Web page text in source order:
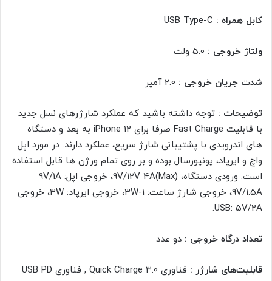
کابل همراه :
ولتاژ خروجی :
شدت جریان خروجی :
توضیحات : توجه داشته باشید که عملکرد شارژرهای نسل جدید
با قابلیت Fast Charge صرفا برای iPhone 12 به بعد و دستگاه
های اندرویدی با پشتیبانی شارژ سریع، عملکرد دارند. در مورد اپل
واچ و ایرپاد، یونیورسال بوده و بر روی تمام ورژن ها قابل استفاده
است. ورودی دستگاه، 9V/12V 4A(Max)، خروجی اپل: 9V/1A
9V/1.5A، خروجی شارژ ساعت: 1-3W، خروجی ایرپاد: 3W، خروجی
USB: 5V/2A.
تعداد درگاه خروجی : دو عدد
قابلیت‌های شارژر : فناوری Quick Charge 3.0 , فناوری USB PD